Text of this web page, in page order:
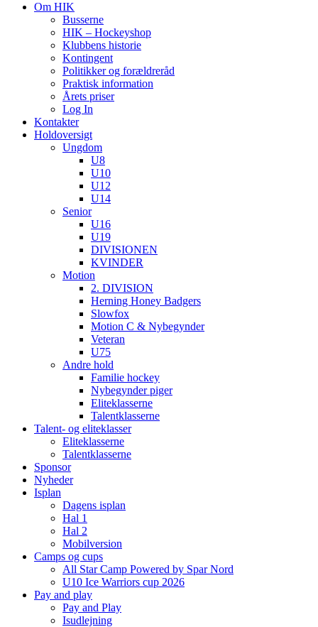
Om HIK
Busserne
HIK – Hockeyshop
Klubbens historie
Kontingent
Politikker og forældreråd
Praktisk information
Årets priser
Log In
Kontakter
Holdoversigt
Ungdom
U8
U10
U12
U14
Senior
U16
U19
DIVISIONEN
KVINDER
Motion
2. DIVISION
Herning Honey Badgers
Slowfox
Motion C & Nybegynder
Veteran
U75
Andre hold
Familie hockey
Nybegynder piger
Eliteklasserne
Talentklasserne
Talent- og eliteklasser
Eliteklasserne
Talentklasserne
Sponsor
Nyheder
Isplan
Dagens isplan
Hal 1
Hal 2
Mobilversion
Camps og cups
All Star Camp Powered by Spar Nord
U10 Ice Warriors cup 2026
Pay and play
Pay and Play
Isudlejning